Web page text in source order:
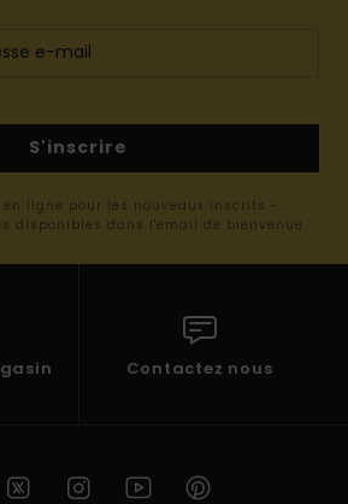
S'inscrire
ligne pour les nouveaux inscrits -
disponibles dans l'email de bienvenue
Contactez nous